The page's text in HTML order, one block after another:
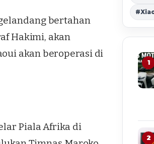
bertahan
Hakimi, akan
akan beroperasi di
Piala Afrika di
1
2